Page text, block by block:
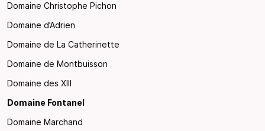
Domaine Christophe Pichon
Domaine d’Adrien
Domaine de La Catherinette
Domaine de Montbuisson
Domaine des XIII
Domaine Fontanel
Domaine Marchand